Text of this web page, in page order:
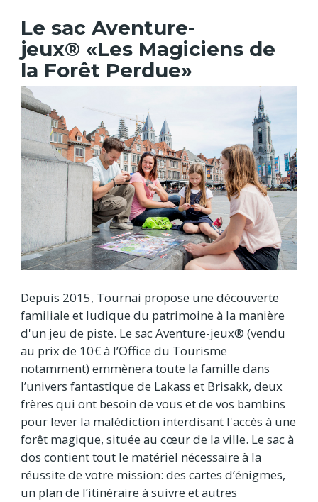
Le sac Aventure-
jeux® «Les Magiciens de
la Forêt Perdue»
Depuis 2015, Tournai propose une découverte
familiale et ludique du patrimoine à la manière
d'un jeu de piste. Le sac Aventure-jeux® (vendu
au prix de 10€ à l’Office du Tourisme
notamment) emmènera toute la famille dans
l’univers fantastique de Lakass et Brisakk, deux
frères qui ont besoin de vous et de vos bambins
pour lever la malédiction interdisant l'accès à une
forêt magique, située au cœur de la ville. Le sac à
dos contient tout le matériel nécessaire à la
réussite de votre mission: des cartes d’énigmes,
un plan de l’itinéraire à suivre et autres